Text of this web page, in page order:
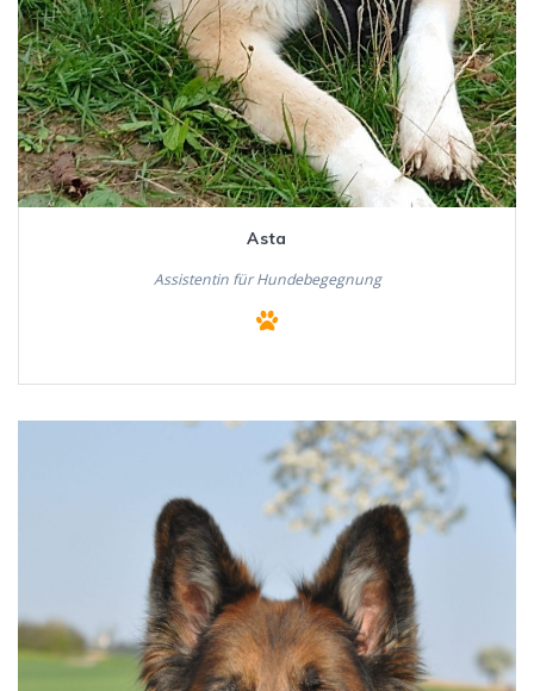
Asta
Assistentin für Hundebegegnung